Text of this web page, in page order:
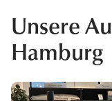
Unsere
Hamburg